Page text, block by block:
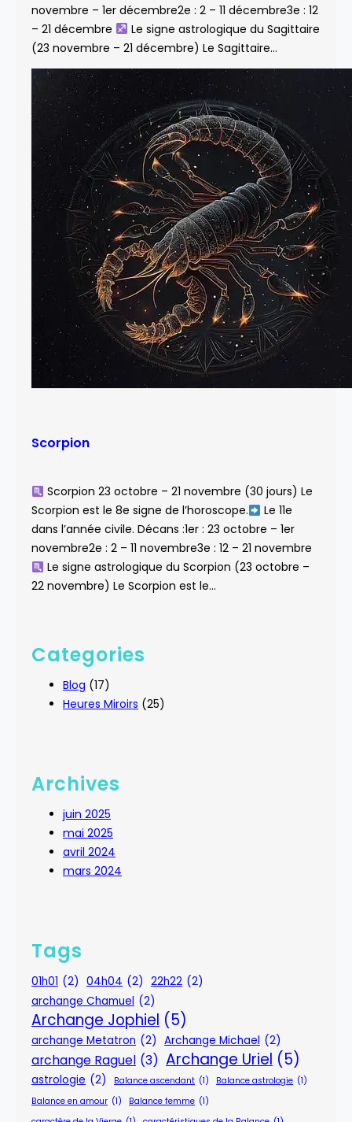
novembre – 1er décembre2e : 2 – 11 décembre3e : 12
– 21 décembre
Le signe astrologique du Sagittaire
(23 novembre – 21 décembre) Le Sagittaire…
Scorpion
Scorpion 23 octobre – 21 novembre (30 jours) Le
Scorpion est le 8e signe de l’horoscope.
Le 11e
dans l’année civile. Décans :1er : 23 octobre – 1er
novembre2e : 2 – 11 novembre3e : 12 – 21 novembre
Le signe astrologique du Scorpion (23 octobre –
22 novembre) Le Scorpion est le…
Categories
Blog (17)
Heures Miroirs (25)
Archives
juin 2025
mai 2025
avril 2024
mars 2024
Tags
01h01 (2) 04h04 (2) 22h22 (2)
archange Chamuel (2)
Archange Jophiel (5)
archange Metatron (2) Archange Michael (2)
archange Raguel (3) Archange Uriel (5)
astrologie (2) Balance ascendant (1) Balance astrologie (1)
Balance en amour (1) Balance femme (1)